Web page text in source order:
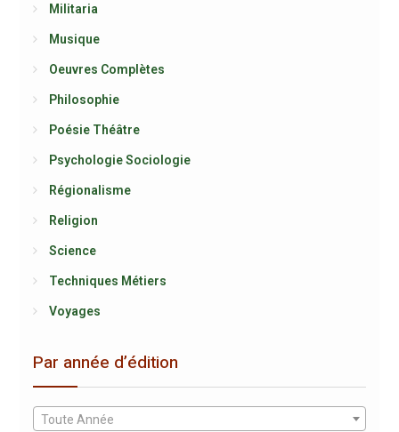
Militaria
Musique
Oeuvres Complètes
Philosophie
Poésie Théâtre
Psychologie Sociologie
Régionalisme
Religion
Science
Techniques Métiers
Voyages
Par année d’édition
Toute Année